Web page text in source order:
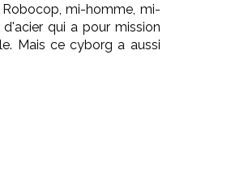
mi-homme, mi-
qui a pour mission
Mais ce cyborg a aussi